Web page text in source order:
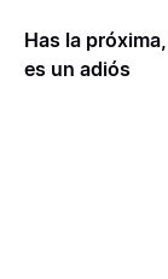
Has la
es un adiós